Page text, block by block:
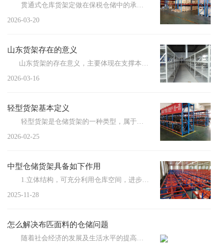
贯通式仓库货架定做在保税仓储中的承重标准解析，助力企业高效储存管理。随着全球贸易的不断增长，保税...
2026-03-20
山东货架存在的意义
山东货架的存在意义，主要体现在支撑本地制造业、快消零售、冷...
2026-03-16
轻型货架基本定义
轻型货架是仓储货架的一种类型，属于轻中型搁板货架，单层承载量通常为100-200kg，主要由立柱...
2026-02-25
中型仓储货架具备如下作用
1.立体结构，可充分利用仓库空间，进步仓库容量利用率，扩大仓库储存能力； 2....
2025-11-28
怎么解决布匹面料的仓储问题
随着社会经济的发展及生活水平的提高，人们对品质的要求愈发严苛，这普遍体现在吃住穿...